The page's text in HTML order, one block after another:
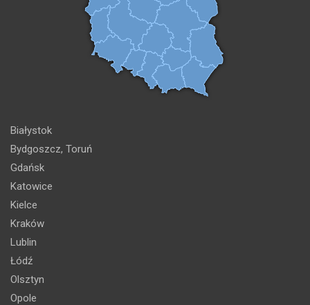
Białystok
Bydgoszcz, Toruń
Gdańsk
Katowice
Kielce
Kraków
Lublin
Łódź
Olsztyn
Opole